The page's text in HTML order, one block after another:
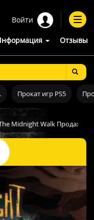
Войти
Отзывы
Прокат игр PS5
Midnight Walk Продажа